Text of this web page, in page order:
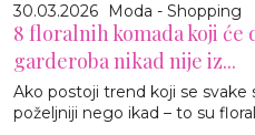
30.03.2026 Moda - Shopping
8 floralnih komada koji
garderoba nikad nije iz...
Ako postoji trend koji se svake
poželjniji nego ikad – to su